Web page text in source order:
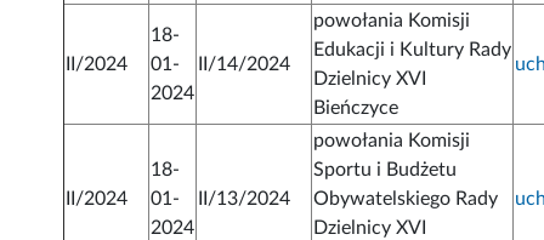
II/2024
18-
01-
2024
II/14/2024
powołania Komisji
Edukacji i Kultury Rady
Dzielnicy XVI
Bieńczyce
II/2024
18-
01-
2024
II/13/2024
powołania Komisji
Sportu i Budżetu
Obywatelskiego Rady
Dzielnicy XVI